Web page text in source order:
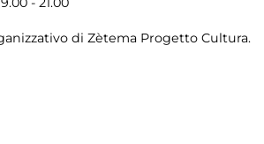
di Zètema Progetto Cultura.